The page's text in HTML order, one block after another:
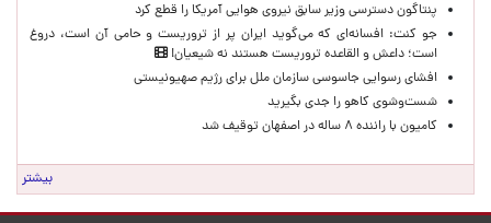
پنتاگون دسترسی وزیر سابق نیروی هوایی آمریکا را قطع کرد
جو کنت: افسانه‌ای که می‌گوید ایران پر از تروریست و حامی آن است، دروغ
است؛ داعش و القاعده تروریست هستند نه شیعیان!
افشای رسوایی جاسوسی سازمان ملل برای رژیم صهیونیستی
شست‌وشوی کاهو را جدی بگیرید
کامیون با راننده ۸ ساله در اصفهان توقیف شد
بیشتر